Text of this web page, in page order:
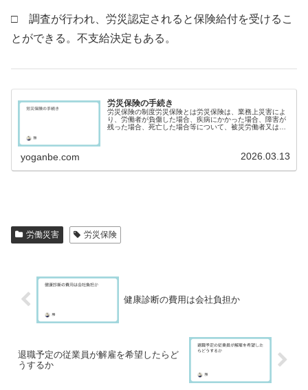
□ 調査が行われ、労災認定されると保険給付を受けるこ
とができる。不支給決定もある。
労災保険の手続き
労災保険の制度労災保険とは労災保険は、業務上災害によ
り、労働者が負傷した場合、疾病にかかった場合、障害が
残った場合、死亡した場合等について、被災労働者又はそ
yoganbe.com 2026.03.13
労働災害 労災保険
健康診断の費用は会社負担か
退職予定の従業員が解雇を希望したらど
うするか